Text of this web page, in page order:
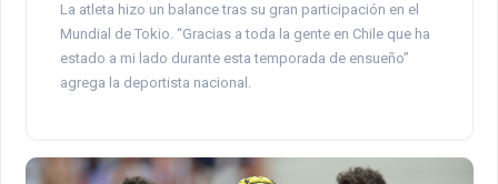
La atleta hizo un balance tras su gran participación en el
Mundial de Tokio. “Gracias a toda la gente en Chile que ha
estado a mi lado durante esta temporada de ensueño”
agrega la deportista nacional.